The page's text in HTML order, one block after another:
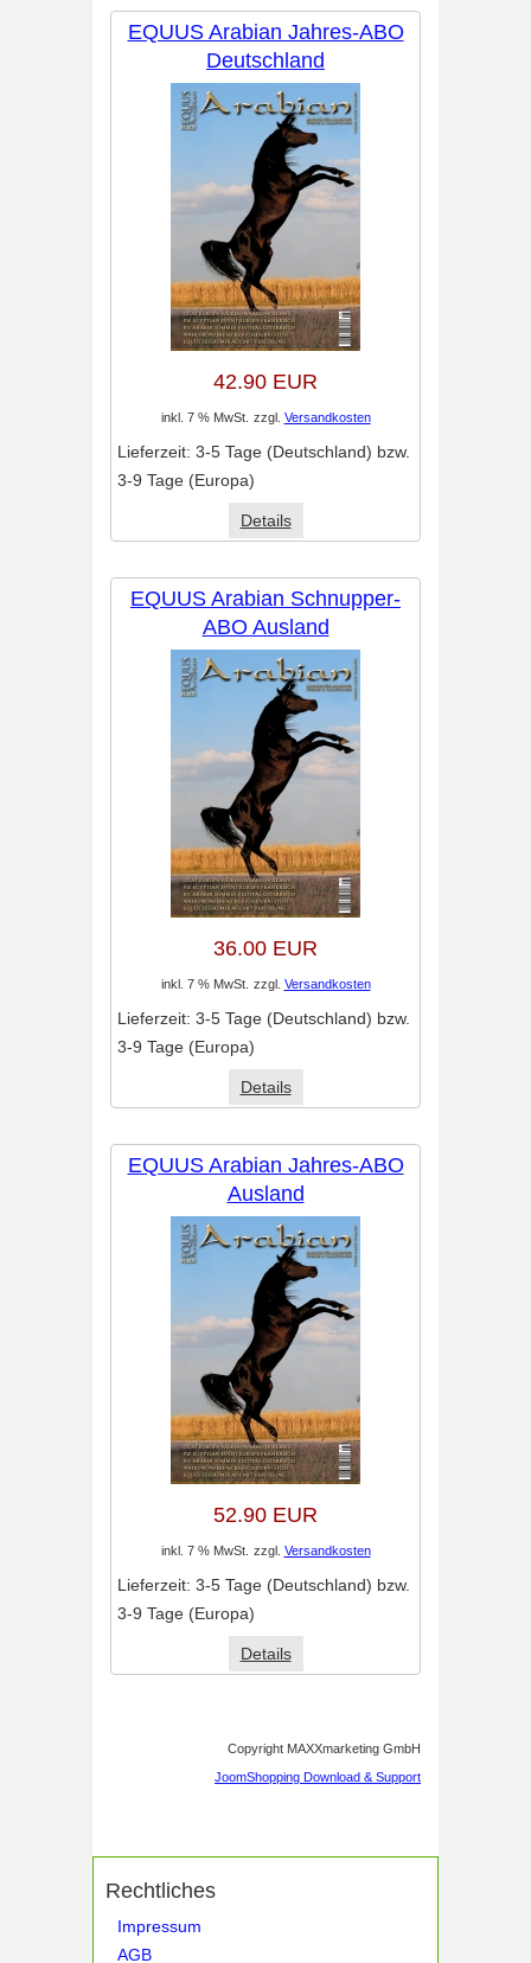
EQUUS Arabian Jahres-ABO
Deutschland
42.90 EUR
inkl. 7 % MwSt. zzgl. Versandkosten
Lieferzeit: 3-5 Tage (Deutschland) bzw.
3-9 Tage (Europa)
Details
EQUUS Arabian Schnupper-
ABO Ausland
36.00 EUR
inkl. 7 % MwSt. zzgl. Versandkosten
Lieferzeit: 3-5 Tage (Deutschland) bzw.
3-9 Tage (Europa)
Details
EQUUS Arabian Jahres-ABO
Ausland
52.90 EUR
inkl. 7 % MwSt. zzgl. Versandkosten
Lieferzeit: 3-5 Tage (Deutschland) bzw.
3-9 Tage (Europa)
Details
Copyright MAXXmarketing GmbH
JoomShopping Download & Support
Rechtliches
Impressum
AGB